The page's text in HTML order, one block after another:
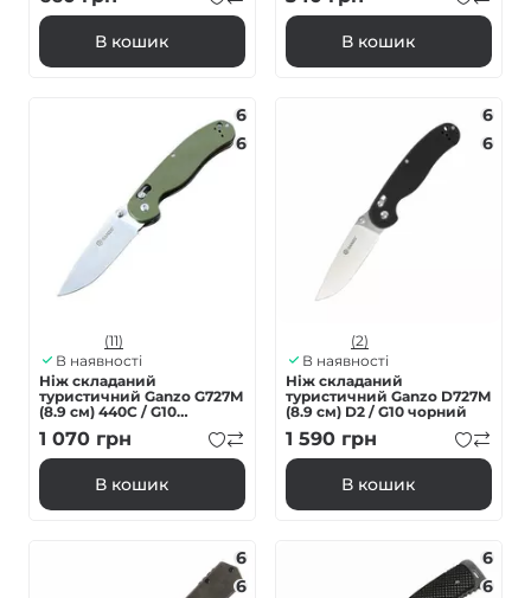
В кошик В кошик
6
6
(11)
В наявності
Ніж складаний
туристичний Ganzo G727M
(8.9 см) 440С / G10
зелений
1 070 грн
В кошик
6
6
(2)
В наявності
Ніж складаний
туристичний Ganzo D727M
(8.9 см) D2 / G10 чорний
1 590 грн
В кошик
6
6
6
6